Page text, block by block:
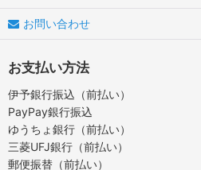
お問い合わせ
お支払い方法
伊予銀行振込（前払い）
PayPay銀行振込
ゆうちょ銀行（前払い）
三菱UFJ銀行（前払い）
郵便振替（前払い）